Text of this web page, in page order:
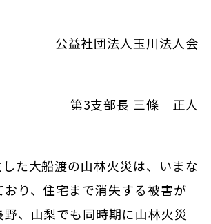
公益社団法人玉川法人会
第3支部長 三條 正人
た大船渡の山林火災は、いまな
おり、住宅まで消失する被害が
野、山梨でも同時期に山林火災